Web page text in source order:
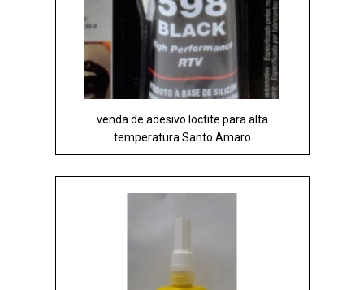
venda de adesivo loctite para alta
temperatura Santo Amaro